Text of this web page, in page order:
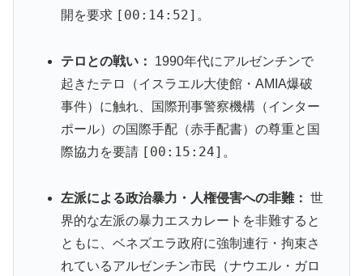
開を要求 [00:14:52] 。
テロとの戦い：
1990年代にアルゼンチンで
起きたテロ（イスラエル大使館・AMIA爆破
事件）に触れ、国際刑事警察機構（インター
ポール）の国際手配（赤手配書）の尊重と国
際協力を要請 [00:15:24] 。
左派による政治暴力・人権侵害への非難： 世
界的な左派の暴力エスカレートを非難すると
ともに、ベネズエラ政府に強制連行・拘束さ
れているアルゼンチン市民（ナウエル・ガロ